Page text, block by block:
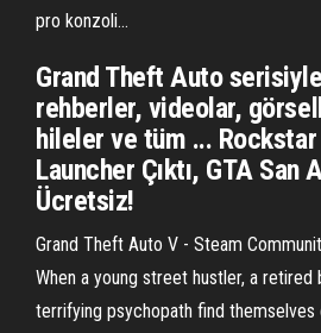
pro konzoli…
Grand Theft Auto
rehberler, videolar,
hileler ve tüm ...
Launcher Çıktı, GTA San
Ücretsiz!
Grand Theft Auto V - Steam
When a young street hustler, a retired
terrifying psychopath find